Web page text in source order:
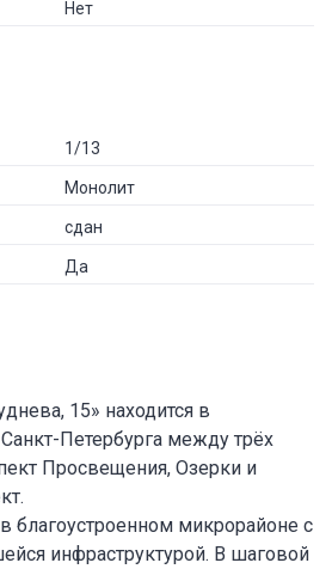
Нет
1/13
Монолит
сдан
Да
15» находится в
Петербурга между трёх
Просвещения, Озерки и
микрорайоне с
инфраструктурой. В шаговой